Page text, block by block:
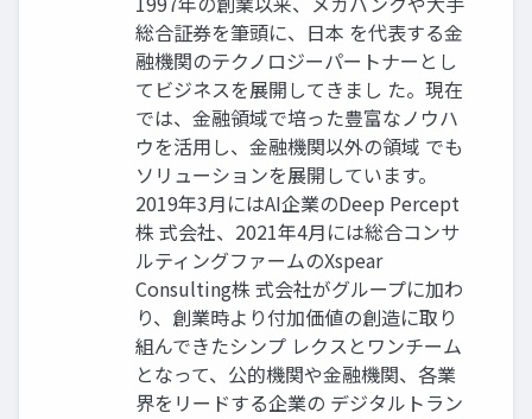
総合証券を筆頭に、日本 を代表する金
融機関のテクノロジーパートナーとし
てビジネスを展開してきまし た。現在
では、金融領域で培った豊富なノウハ
ウを活用し、金融機関以外の領域 でも
ソリューションを展開しています。
2019年3月にはAI企業のDeep Percept
株 式会社、2021年4月には総合コンサ
ルティングファームのXspear
Consulting株 式会社がグループに加わ
り、創業時より付加価値の創造に取り
組んできたシンプ レクスとワンチーム
となって、公的機関や金融機関、各業
界をリードする企業の デジタルトラン